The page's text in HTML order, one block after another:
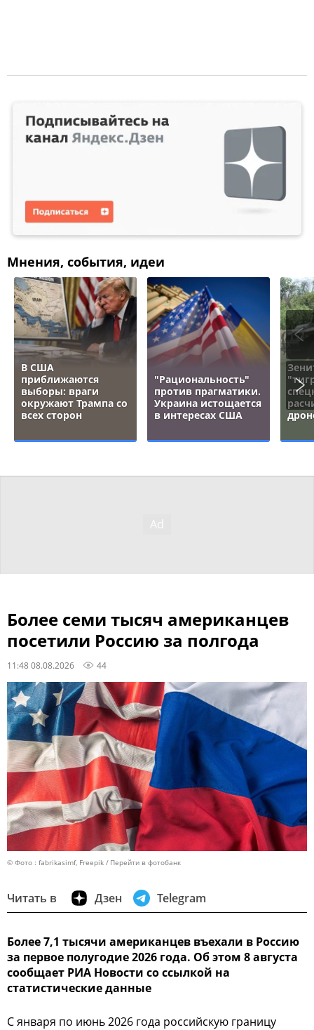
Мнения, события, идеи
В США
приближаются
выборы: враги
окружают Трампа со
всех сторон
"Рациональность"
против прагматики.
Украина истощается
в интересах США
Более семи тысяч американцев
посетили Россию за полгода
11:48 08.08.2026 44
© Фото : fabrikasimf, Freepik Перейти в фотобанк
Читать в Дзен Telegram
Более 7,1 тысячи американцев въехали в Россию
за первое полугодие 2026 года. Об этом 8 августа
сообщает РИА Новости со ссылкой на
статистические данные
С января по июнь 2026 года российскую границу